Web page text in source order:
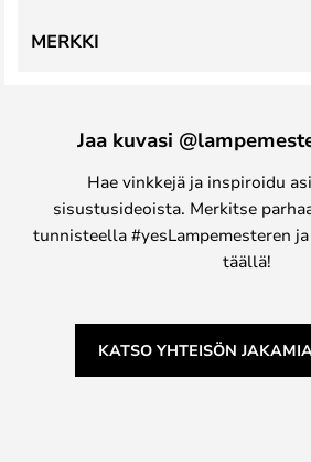
MERKKI
Jaa kuvasi
Hae vinkkejä ja inspiroidu
sisustusideoista. Merkitse
tunnisteella #yesLampemesteren
täällä!
KATSO YHTEISÖN